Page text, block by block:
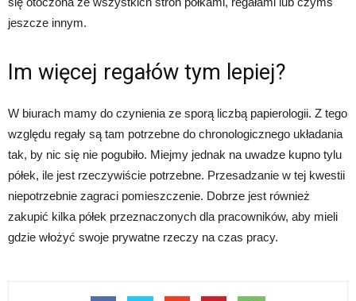
jeszcze innym.
Im więcej regałów tym lepiej?
W biurach mamy do czynienia ze sporą liczbą papierologii. Z tego
względu regały są tam potrzebne do chronologicznego układania
tak, by nic się nie pogubiło. Miejmy jednak na uwadze kupno tylu
półek, ile jest rzeczywiście potrzebne. Przesadzanie w tej kwestii
niepotrzebnie zagraci pomieszczenie. Dobrze jest również
zakupić kilka półek przeznaczonych dla pracowników, aby mieli
gdzie włożyć swoje prywatne rzeczy na czas pracy.